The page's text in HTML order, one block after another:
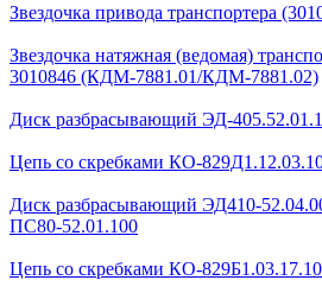
Звездочка привода транспортера
Звездочка натяжная (ведомая)
3010846 (КДМ-7881.01/КДМ-7881.02)
Диск разбрасывающий ЭД-
Цепь со скребками КО-
Диск разбрасывающий ЭД410-
ПС80-52.01.100
Цепь со скребками КО-